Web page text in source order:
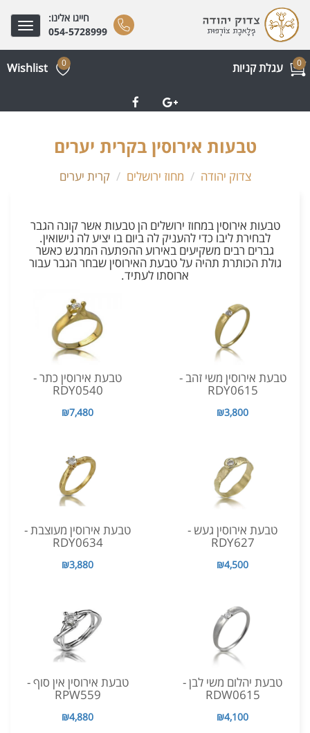
0 עגלת קניות 0
Wishlist
חייגו אלינו:
054-5728999
טבעות אירוסין בקרית יערים
צדוק יהודה מחוז ירושלים קרית יערים
טבעות אירוסין במחוז ירושלים הן טבעות אשר קונה הגבר
לבחירת ליבו כדי להעניק לה ביום בו יציע לה נישואין.
גברים רבים משקיעים באירוע ההפתעה המרגש כאשר
גולת הכותרת תהיה על טבעת האירוסין שבחר הגבר עבור
ארוסתו לעתיד.
טבעת אירוסין משי זהב -
RDY0615
₪3,800
טבעת אירוסין כתר -
RDY0540
₪7,480
טבעת אירוסין געש -
RDY627
₪4,500
טבעת אירוסין מעוצבת -
RDY0634
₪3,880
טבעת יהלום משי לבן -
RDW0615
₪4,100
טבעת אירוסין אין סוף -
RPW559
₪4,880